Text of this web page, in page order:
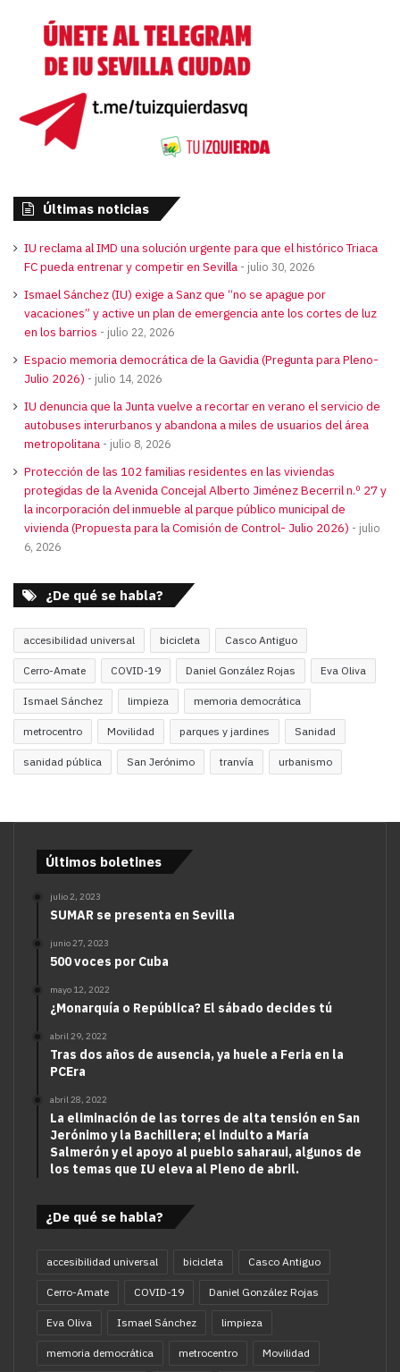
Últimas noticias
IU reclama al IMD una solución urgente para que el histórico Triaca
FC pueda entrenar y competir en Sevilla
julio 30, 2026
Ismael Sánchez (IU) exige a Sanz que “no se apague por
vacaciones” y active un plan de emergencia ante los cortes de luz
en los barrios
julio 22, 2026
Espacio memoria democrática de la Gavidia (Pregunta para Pleno-
Julio 2026)
julio 14, 2026
IU denuncia que la Junta vuelve a recortar en verano el servicio de
autobuses interurbanos y abandona a miles de usuarios del área
metropolitana
julio 8, 2026
Protección de las 102 familias residentes en las viviendas
protegidas de la Avenida Concejal Alberto Jiménez Becerril n.º 27 y
la incorporación del inmueble al parque público municipal de
vivienda (Propuesta para la Comisión de Control- Julio 2026)
julio
6, 2026
¿De qué se habla?
accesibilidad universal bicicleta Casco Antiguo
Cerro-Amate COVID-19 Daniel González Rojas Eva Oliva
Ismael Sánchez limpieza memoria democrática
metrocentro Movilidad parques y jardines Sanidad
sanidad pública San Jerónimo tranvía urbanismo
Últimos boletines
julio 2, 2023
SUMAR se presenta en Sevilla
junio 27, 2023
500 voces por Cuba
mayo 12, 2022
¿Monarquía o República? El sábado decides tú
abril 29, 2022
Tras dos años de ausencia, ya huele a Feria en la
PCEra
abril 28, 2022
La eliminación de las torres de alta tensión en San
Jerónimo y la Bachillera; el indulto a María
Salmerón y el apoyo al pueblo saharaui, algunos de
los temas que IU eleva al Pleno de abril.
¿De qué se habla?
accesibilidad universal bicicleta Casco Antiguo
Cerro-Amate COVID-19 Daniel González Rojas
Eva Oliva Ismael Sánchez limpieza
memoria democrática metrocentro Movilidad